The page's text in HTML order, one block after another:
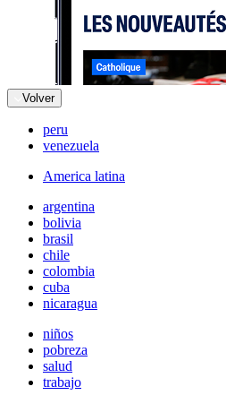
Volver
peru
venezuela
America latina
argentina
bolivia
brasil
chile
colombia
cuba
nicaragua
niños
pobreza
salud
trabajo